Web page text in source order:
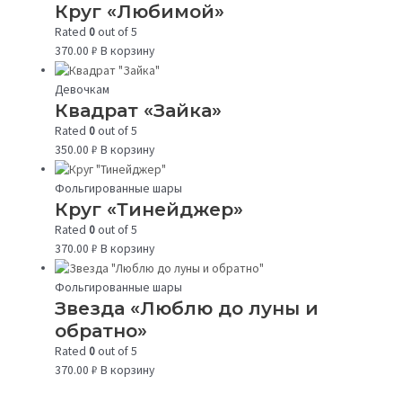
Круг «Любимой»
Rated0out of 5
370.00₽ В корзину
Девочкам
Квадрат «Зайка»
Rated0out of 5
350.00₽ В корзину
Фольгированные шары
Круг «Тинейджер»
Rated0out of 5
370.00₽ В корзину
Фольгированные шары
Звезда «Люблю до луны и
обратно»
Rated0out of 5
370.00₽ В корзину